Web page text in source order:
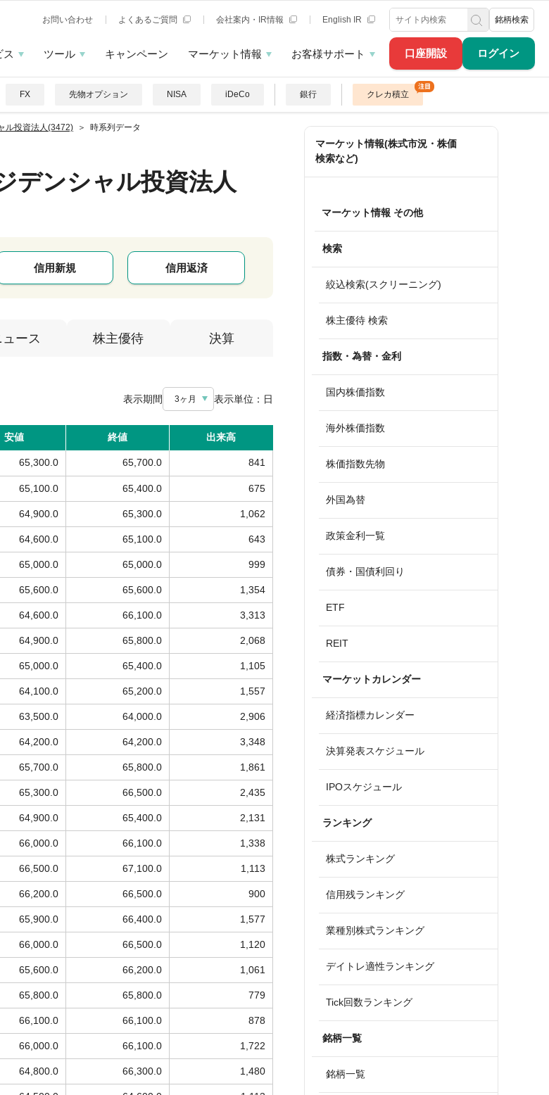
口座開設 ログイン
お問い合わせ よくあるご質問 会社案内・IR情報 English IR 銘柄検索
ス ツール キャンペーン マーケット情報 お客様サポート
FX 先物オプション NISA iDeCo 銀行 クレカ積立
ル投資法人(3472) 時系列データ
デンシャル投資法人
信用新規 信用返済
ュース 株主優待 決算
表示期間 3ヶ月 表示単位： 日
安値 終値 出来高
65,300.0 65,700.0 841
65,100.0 65,400.0 675
64,900.0 65,300.0 1,062
64,600.0 65,100.0 643
65,000.0 65,000.0 999
65,600.0 65,600.0 1,354
64,600.0 66,100.0 3,313
64,900.0 65,800.0 2,068
65,000.0 65,400.0 1,105
64,100.0 65,200.0 1,557
63,500.0 64,000.0 2,906
64,200.0 64,200.0 3,348
65,700.0 65,800.0 1,861
65,300.0 66,500.0 2,435
64,900.0 65,400.0 2,131
66,000.0 66,100.0 1,338
66,500.0 67,100.0 1,113
66,200.0 66,500.0 900
65,900.0 66,400.0 1,577
66,000.0 66,500.0 1,120
65,600.0 66,200.0 1,061
65,800.0 65,800.0 779
66,100.0 66,100.0 878
66,000.0 66,100.0 1,722
64,800.0 66,300.0 1,480
マーケット情報(株式市況・株価
検索など)
マーケット情報 その他
検索
絞込検索(スクリーニング)
株主優待 検索
指数・為替・金利
国内株価指数
海外株価指数
株価指数先物
外国為替
政策金利一覧
債券・国債利回り
ETF
REIT
マーケットカレンダー
経済指標カレンダー
決算発表スケジュール
IPOスケジュール
ランキング
株式ランキング
信用残ランキング
業種別株式ランキング
デイトレ適性ランキング
Tick回数ランキング
銘柄一覧
銘柄一覧